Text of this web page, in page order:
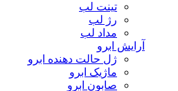
تینت لب
رژ لب
مداد لب
آرایش ابرو
ژل حالت دهنده ابرو
ماژیک ابرو
صابون ابرو